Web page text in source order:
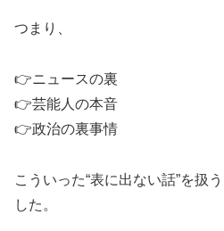
つまり、
👉ニュースの裏
👉芸能人の本音
👉政治の裏事情
こういった“表に出ない話”を扱
した。